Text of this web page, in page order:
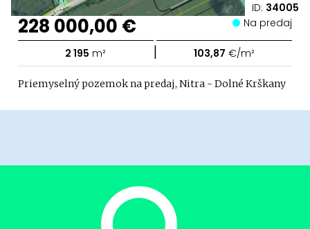
ID: 34005
228 000,00 € Na predaj
2 195 m² | 103,87 €/m²
Priemyselný pozemok na predaj, Nitra - Dolné Krškany